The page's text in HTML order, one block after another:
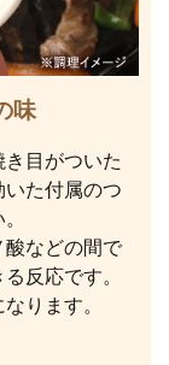
味
目がついた
た付属のつ
酸などの間で
反応です。
ります。